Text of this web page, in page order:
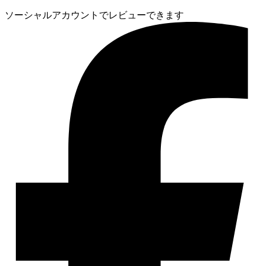
ソーシャルアカウントでレビューできます